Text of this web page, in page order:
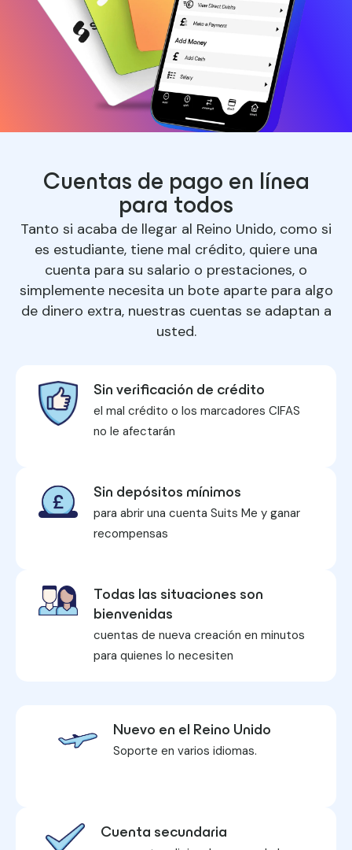
Cuentas de pago en línea
para todos
Tanto si acaba de llegar al Reino Unido, como si
es estudiante, tiene mal crédito, quiere una
cuenta para su salario o prestaciones, o
simplemente necesita un bote aparte para algo
de dinero extra, nuestras cuentas se adaptan a
usted.
Sin verificación de crédito
el mal crédito o los marcadores CIFAS
no le afectarán
Sin depósitos mínimos
para abrir una cuenta Suits Me y ganar
recompensas
Todas las situaciones son
bienvenidas
cuentas de nueva creación en minutos
para quienes lo necesiten
Nuevo en el Reino Unido
Soporte en varios idiomas.
Cuenta secundaria